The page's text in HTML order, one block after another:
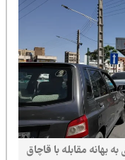
مقابله با قاچاق